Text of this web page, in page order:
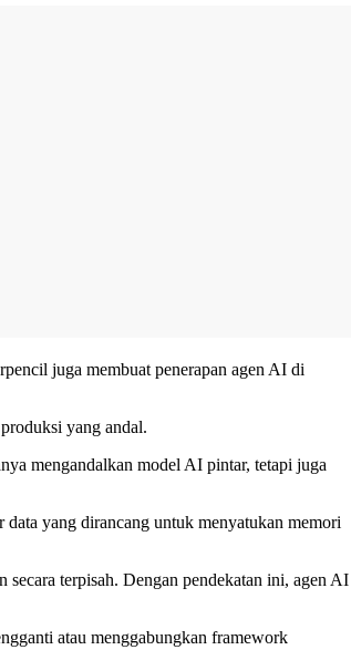
juga membuat penerapan agen AI di
yang andal.
mengandalkan model AI pintar, tetapi juga
yang dirancang untuk menyatukan memori
terpisah. Dengan pendekatan ini, agen AI
atau menggabungkan framework